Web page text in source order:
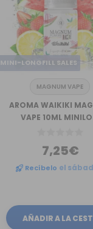
MINI-LONGFILL SALES
MAGNUM VAPE
AROMA WAIKIKI
VAPE 10ML
7,25€
Recíbelo el
AÑADIR A LA